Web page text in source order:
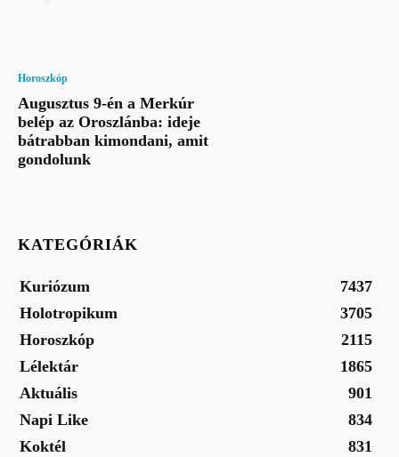
Horoszkóp
Augusztus 9-én a Merkúr
belép az Oroszlánba: ideje
bátrabban kimondani, amit
gondolunk
KATEGÓRIÁK
Kuriózum
7437
Holotropikum
3705
Horoszkóp
2115
Lélektár
1865
Aktuális
901
Napi Like
834
Koktél
831